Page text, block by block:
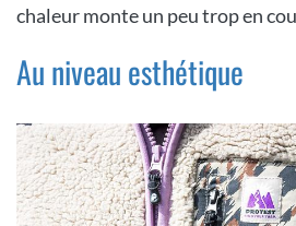
chaleur monte un peu trop en
Au niveau esthétique